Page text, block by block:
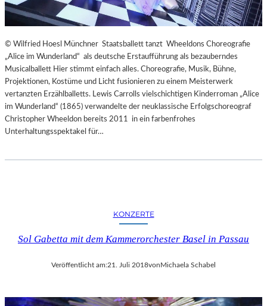
© Wilfried Hoesl Münchner Staatsballett tanzt Wheeldons Choreografie
„Alice im Wunderland“ als deutsche Erstaufführung als bezauberndes
Musicalballett Hier stimmt einfach alles. Choreografie, Musik, Bühne,
Projektionen, Kostüme und Licht fusionieren zu einem Meisterwerk
vertanzten Erzählballetts. Lewis Carrolls vielschichtigen Kinderroman „Alice
im Wunderland“ (1865) verwandelte der neuklassische Erfolgschoreograf
Christopher Wheeldon bereits 2011 in ein farbenfrohes
Unterhaltungsspektakel für…
KONZERTE
Sol Gabetta mit dem Kammerorchester Basel in Passau
Veröffentlicht am:21. Juli 2018vonMichaela Schabel